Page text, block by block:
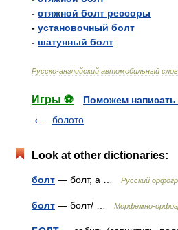
- стяжной болт рессоры
- установочный болт
- шатунный болт
Русско-английский автомобильный
Игры ⚽
Поможем
болото
Look at other dictionaries:
болт — болт, а … Русский
болт — болт/ … Морфемно-